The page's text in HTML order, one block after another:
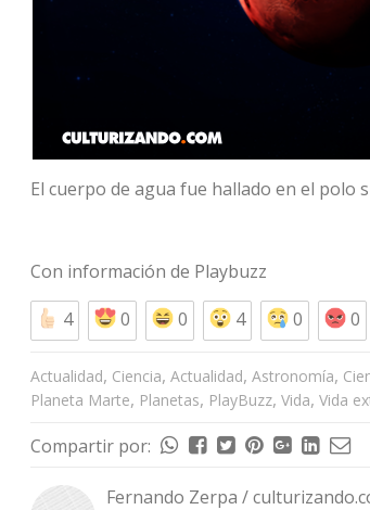
El cuerpo de agua fue hallado en el polo
Con información de Playbuzz
4
0 0 4 0 0
Actualidad, Ciencia, Actualidad, Astronomía,
Planeta Marte, Planetas, PlayBuzz, Vida, Vida
Compartir por:
Fernando Zerpa /